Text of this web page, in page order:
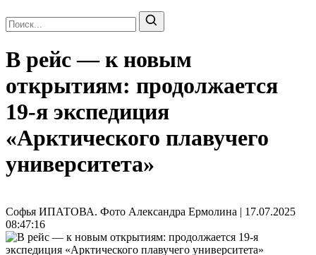
В рейс — к новым
открытиям: продолжается
19-я экспедиция
«Арктического плавучего
университета»
Софья ИПАТОВА. Фото Александра Ермолина | 17.07.2025
08:47:16